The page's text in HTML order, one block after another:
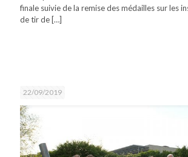
finale suivie de la remise des médailles sur les
de tir de […]
22/09/2019